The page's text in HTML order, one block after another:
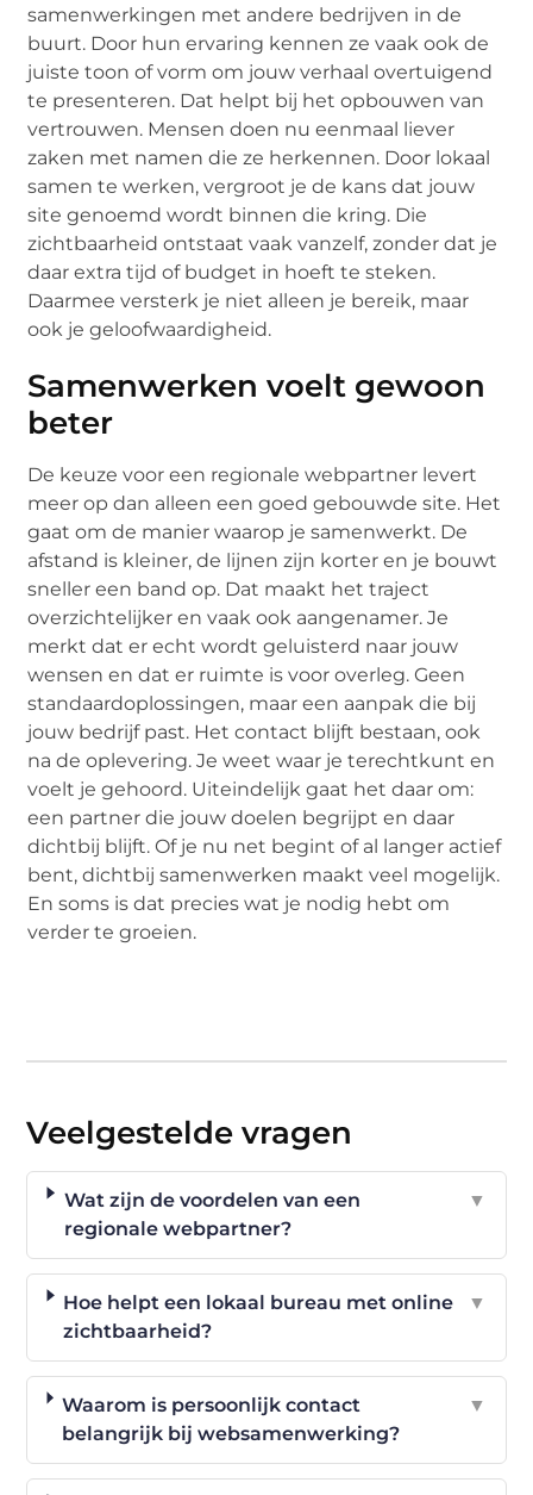
samenwerkingen met andere bedrijven in de
buurt. Door hun ervaring kennen ze vaak ook de
juiste toon of vorm om jouw verhaal overtuigend
te presenteren. Dat helpt bij het opbouwen van
vertrouwen. Mensen doen nu eenmaal liever
zaken met namen die ze herkennen. Door lokaal
samen te werken, vergroot je de kans dat jouw
site genoemd wordt binnen die kring. Die
zichtbaarheid ontstaat vaak vanzelf, zonder dat je
daar extra tijd of budget in hoeft te steken.
Daarmee versterk je niet alleen je bereik, maar
ook je geloofwaardigheid.
Samenwerken voelt gewoon
beter
De keuze voor een regionale webpartner levert
meer op dan alleen een goed gebouwde site. Het
gaat om de manier waarop je samenwerkt. De
afstand is kleiner, de lijnen zijn korter en je bouwt
sneller een band op. Dat maakt het traject
overzichtelijker en vaak ook aangenamer. Je
merkt dat er echt wordt geluisterd naar jouw
wensen en dat er ruimte is voor overleg. Geen
standaardoplossingen, maar een aanpak die bij
jouw bedrijf past. Het contact blijft bestaan, ook
na de oplevering. Je weet waar je terechtkunt en
voelt je gehoord. Uiteindelijk gaat het daar om:
een partner die jouw doelen begrijpt en daar
dichtbij blijft. Of je nu net begint of al langer actief
bent, dichtbij samenwerken maakt veel mogelijk.
En soms is dat precies wat je nodig hebt om
verder te groeien.
Veelgestelde vragen
Wat zijn de voordelen van een
regionale webpartner?
▼
Hoe helpt een lokaal bureau met online
zichtbaarheid?
▼
Waarom is persoonlijk contact
belangrijk bij websamenwerking?
▼